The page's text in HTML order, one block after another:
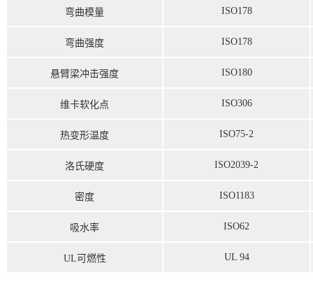
弯曲模量 ISO178
弯曲强度 ISO178
悬臂梁冲击强度 ISO180
维卡软化点 ISO306
热变形温度 ISO75-2
洛氏硬度 ISO2039-2
密度 ISO1183
吸水率 ISO62
UL可燃性 UL 94